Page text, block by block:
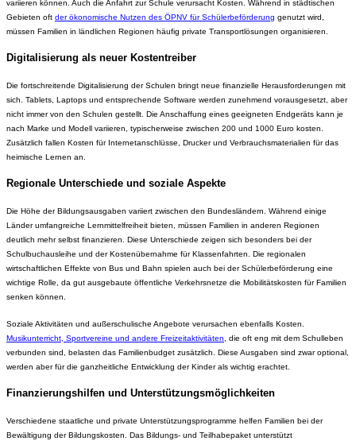
variieren können. Auch die Anfahrt zur Schule verursacht Kosten. Während in städtischen
Gebieten oft der ökonomische Nutzen des ÖPNV für Schülerbeförderung genutzt wird,
müssen Familien in ländlichen Regionen häufig private Transportlösungen organisieren.
Digitalisierung als neuer Kostentreiber
Die fortschreitende Digitalisierung der Schulen bringt neue finanzielle Herausforderungen mit
sich. Tablets, Laptops und entsprechende Software werden zunehmend vorausgesetzt, aber
nicht immer von den Schulen gestellt. Die Anschaffung eines geeigneten Endgeräts kann je
nach Marke und Modell variieren, typischerweise zwischen 200 und 1000 Euro kosten.
Zusätzlich fallen Kosten für Internetanschlüsse, Drucker und Verbrauchsmaterialien für das
heimische Lernen an.
Regionale Unterschiede und soziale Aspekte
Die Höhe der Bildungsausgaben variiert zwischen den Bundesländern. Während einige
Länder umfangreiche Lernmittelfreiheit bieten, müssen Familien in anderen Regionen
deutlich mehr selbst finanzieren. Diese Unterschiede zeigen sich besonders bei der
Schulbuchausleihe und der Kostenübernahme für Klassenfahrten. Die regionalen
wirtschaftlichen Effekte von Bus und Bahn spielen auch bei der Schülerbeförderung eine
wichtige Rolle, da gut ausgebaute öffentliche Verkehrsnetze die Mobilitätskosten für Familien
senken können.
Soziale Aktivitäten und außerschulische Angebote verursachen ebenfalls Kosten.
Musikunterricht, Sportvereine und andere Freizeitaktivitäten, die oft eng mit dem Schulleben
verbunden sind, belasten das Familienbudget zusätzlich. Diese Ausgaben sind zwar optional,
werden aber für die ganzheitliche Entwicklung der Kinder als wichtig erachtet.
Finanzierungshilfen und Unterstützungsmöglichkeiten
Verschiedene staatliche und private Unterstützungsprogramme helfen Familien bei der
Bewältigung der Bildungskosten. Das Bildungs- und Teilhabepaket unterstützt